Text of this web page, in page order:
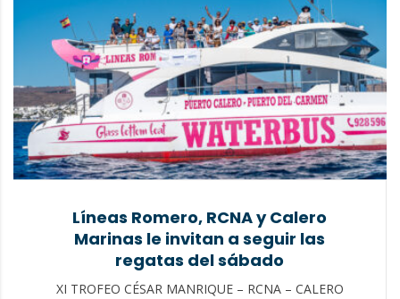
Líneas Romero, RCNA y Calero
Marinas le invitan a seguir las
regatas del sábado
XI TROFEO CÉSAR MANRIQUE – RCNA – CALERO